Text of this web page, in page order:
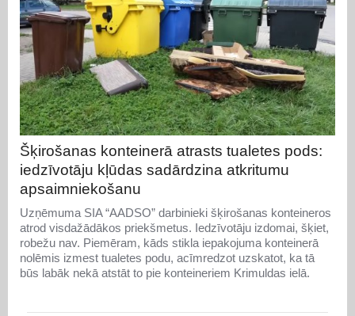
Šķirošanas konteinerā atrasts tualetes pods:
iedzīvotāju kļūdas sadārdzina atkritumu
apsaimniekošanu
Uzņēmuma SIA “AADSO” darbinieki šķirošanas konteineros
atrod visdažādākos priekšmetus. Iedzīvotāju izdomai, šķiet,
robežu nav. Piemēram, kāds stikla iepakojuma konteinerā
nolēmis izmest tualetes podu, acīmredzot uzskatot, ka tā
būs labāk nekā atstāt to pie konteineriem Krimuldas ielā.